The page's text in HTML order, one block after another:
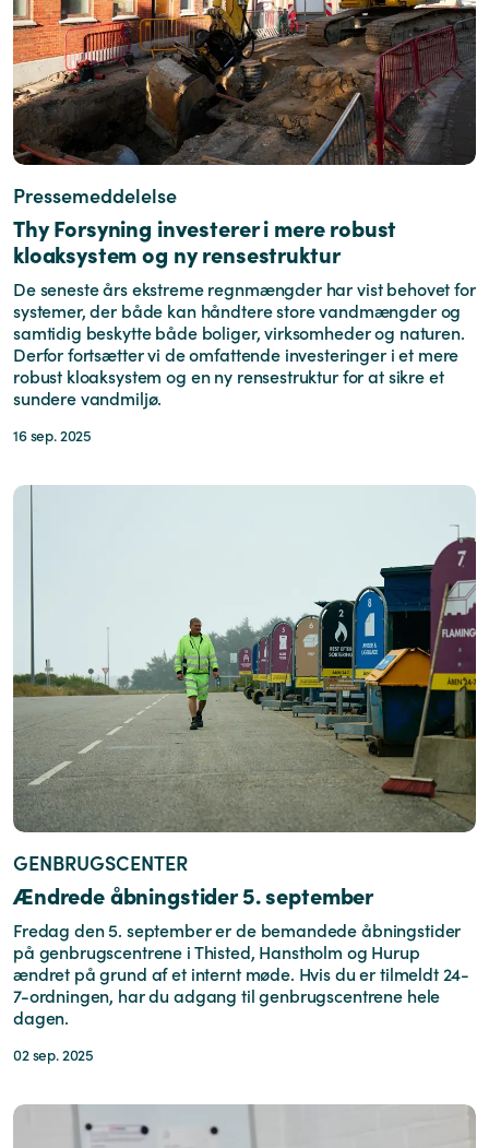
Pressemeddelelse
Thy Forsyning investerer i mere robust
kloaksystem og ny rensestruktur
De seneste års ekstreme regnmængder har vist behovet for
systemer, der både kan håndtere store vandmængder og
samtidig beskytte både boliger, virksomheder og naturen.
Derfor fortsætter vi de omfattende investeringer i et mere
robust kloaksystem og en ny rensestruktur for at sikre et
sundere vandmiljø.
16 sep. 2025
GENBRUGSCENTER
Ændrede åbningstider 5. september
Fredag den 5. september er de bemandede åbningstider
på genbrugscentrene i Thisted, Hanstholm og Hurup
ændret på grund af et internt møde. Hvis du er tilmeldt 24-
7-ordningen, har du adgang til genbrugscentrene hele
dagen.
02 sep. 2025